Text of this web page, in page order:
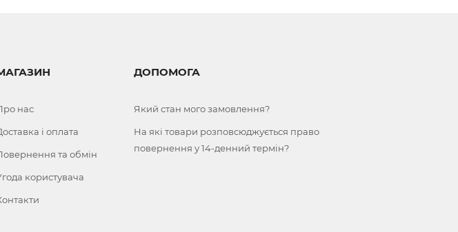
нас
і оплата
та обмін
користувача
ДОПОМОГА
Який стан мого замовлення?
На які товари розповсюджується право
повернення у 14-денний термін?